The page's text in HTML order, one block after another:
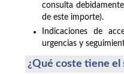
consulta
de este importe).
Indicaciones de
urgencias y
¿Qué coste tiene el